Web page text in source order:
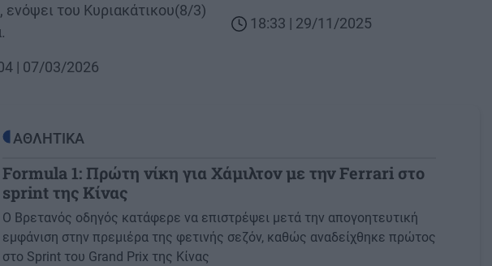
ενόψει του Κυριακάτικου(8/3)
| 07/03/2026
18:33 | 29/11/2025
ΑΘΛΗΤΙΚΑ
Formula 1: Πρώτη νίκη για Χάμιλτον με την Ferrari στο
sprint της Κίνας
Ο Βρετανός οδηγός κατάφερε να επιστρέψει μετά την απογοητευτική
εμφάνιση στην πρεμιέρα της φετινής σεζόν, καθώς αναδείχθηκε πρώτος
στο Sprint του Grand Prix της Κίνας